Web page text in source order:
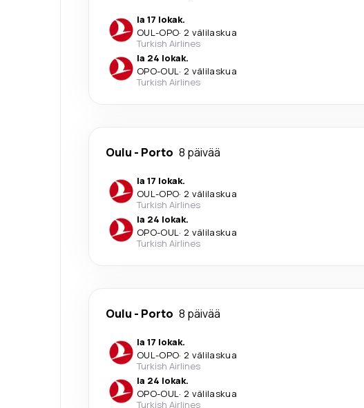
la 17 lokak.
OUL-OPO· 2 välilaskua
Turkish Airlines
la 24 lokak.
OPO-OUL· 2 välilaskua
Turkish Airlines
Oulu - Porto 8 päivää
la 17 lokak.
OUL-OPO· 2 välilaskua
Turkish Airlines
la 24 lokak.
OPO-OUL· 2 välilaskua
Turkish Airlines
Oulu - Porto 8 päivää
la 17 lokak.
OUL-OPO· 2 välilaskua
Turkish Airlines
la 24 lokak.
OPO-OUL· 2 välilaskua
Turkish Airlines